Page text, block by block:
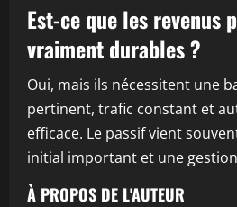
Est-ce que les revenus
vraiment durables ?
Oui, mais ils nécessitent une
pertinent, trafic constant et
efficace. Le passif vient
initial important et une
À PROPOS DE L'AUTEUR